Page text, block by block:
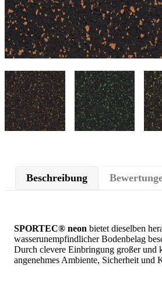
Beschreibung
SPORTEC® neon bietet dieselben
wasserunempfindlicher Bodenbelag
Durch clevere Einbringung großer und
angenehmes Ambiente, Sicherheit